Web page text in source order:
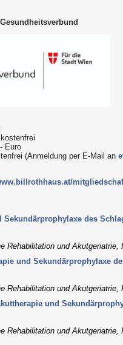
Euro
(Anmeldung per E-Mail an
des
Rehabilitation und Akutgeriatrie,
und Sekundärprophylaxe
Rehabilitation und Akutgeriatrie,
und
Rehabilitation und Akutgeriatrie,